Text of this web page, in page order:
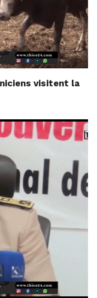
visitent la